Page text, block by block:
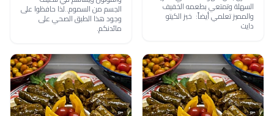
السهلة وتمتعي بطعمه الخفيف
والمميز تعلمي أيضاً: خبز الكيتو
دايت
الجسم من السموم..لذا حافظوا على
وجود هذا الطبق الصحي على
مائدنكم.